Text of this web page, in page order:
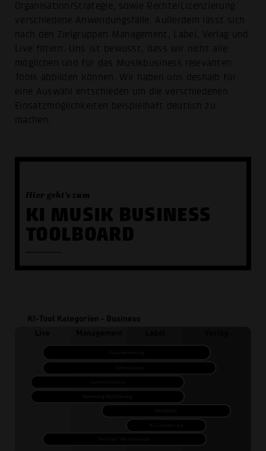
Organisation/Strategie, sowie Rechte/Lizenzierung
verschiedene Anwendungsfälle. Außerdem lässt sich
nach den Zielgruppen Management, Label, Verlag und
Live filtern. Uns ist bewusst, dass wir nicht alle
möglichen und für das Musikbusiness relevanten
Tools abbilden können. Wir haben uns deshalb für
eine Auswahl entschieden um die verschiedenen
Einsatzmöglichkeiten beispielhaft deutlich zu
machen.
Hier geht's zum
KI MUSIK BUSINESS
TOOLBOARD